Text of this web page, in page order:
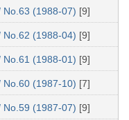
No.63 (1988-07) [9]
No.62 (1988-04) [9]
No.61 (1988-01) [9]
No.60 (1987-10) [7]
No.59 (1987-07) [9]